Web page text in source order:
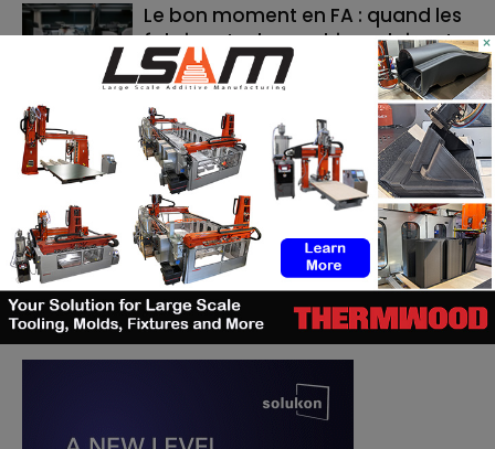
Le bon moment en FA : quand les
fabricants de machines doivent
lancer, et quand les utilisateurs
doivent investir
RECHERCHE
×